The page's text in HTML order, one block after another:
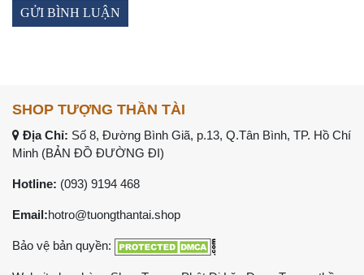
SHOP TƯỢNG THẦN TÀI
Địa Chỉ: Số 8, Đường Bình Giã, p.13, Q.Tân Bình, TP. Hồ Chí
Minh (BẢN ĐỒ ĐƯỜNG ĐI)
Hotline: (093) 9194 468
Email:hotro@tuongthantai.shop
Bảo vệ bản quyền: